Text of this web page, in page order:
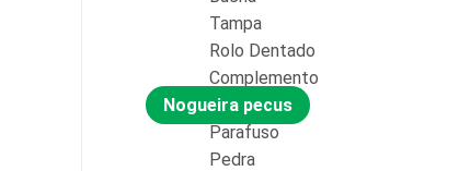
Tampa
Rolo Dentado
Complemento
Nogueira pecus
Parafuso
Pedra